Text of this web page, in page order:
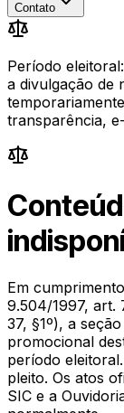
Contato
Período
a divulgação de
transparência,
Em
9.504/1997, art.
37, §1º), a
promocional
período
pleito. Os atos
SIC e a